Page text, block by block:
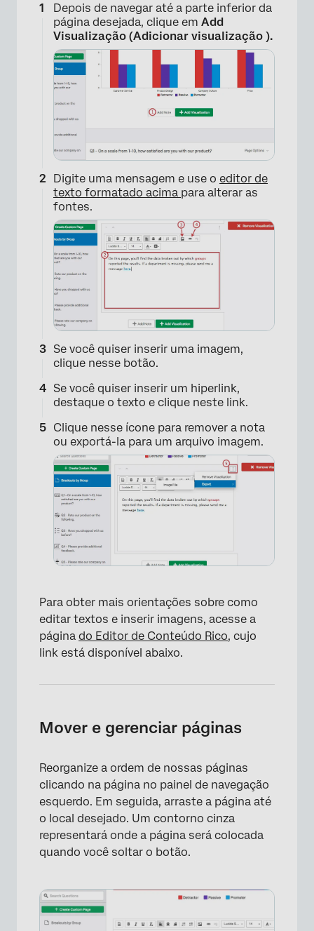
Depois de navegar até a parte inferior da
página desejada, clique em Add
Visualização (Adicionar visualização ).
Digite uma mensagem e use o editor de
texto formatado acima para alterar as
fontes.
Se você quiser inserir uma imagem,
clique nesse botão.
Se você quiser inserir um hiperlink,
destaque o texto e clique neste link.
Clique nesse ícone para remover a nota
ou exportá-la para um arquivo imagem.
Para obter mais orientações sobre como
editar textos e inserir imagens, acesse a
página do Editor de Conteúdo Rico, cujo
link está disponível abaixo.
Mover e gerenciar páginas
Reorganize a ordem de nossas páginas
clicando na página no painel de navegação
esquerdo. Em seguida, arraste a página até
o local desejado. Um contorno cinza
representará onde a página será colocada
quando você soltar o botão.